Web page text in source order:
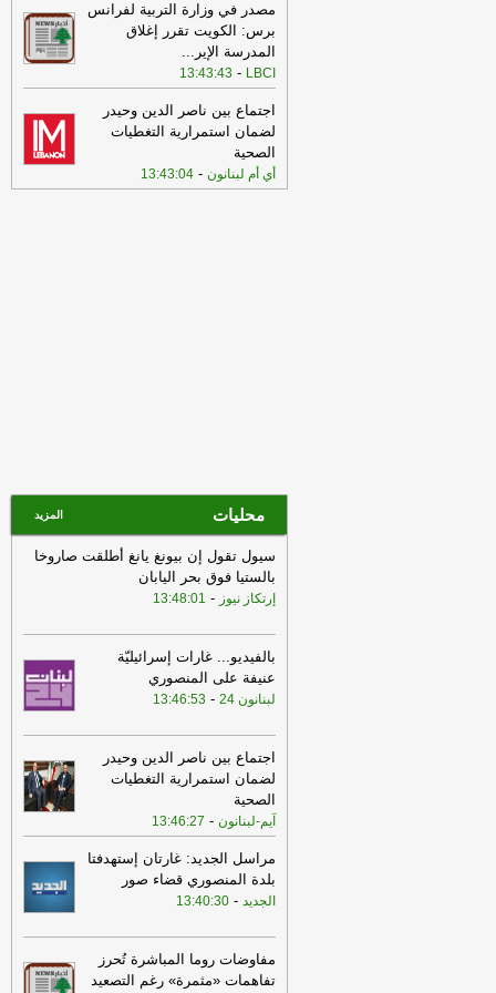
14:48
الجيش الاسرائيلي ينذر سكان
بلدة المنصوري - قضاء صور بالاخلاء -الجديد
13:14
الوكالة الوطنية للاعلام: الطيران
الإسرائيلي ينفّذ غارات وهمية فوق الجنوب
ويلقي بالونات حرارية-
LBCI
08:18
عناوين الصحف اللبنانية ليوم
الأربعاء 05-08-2026
-
مصدر في وزارة التربية لفرانس
برس: الكويت تقرر إغلاق
المدرسة الإير ...
LBCI
-
13:43:43
اجتماع بين ناصر الدين وحيدر
لضمان استمرارية التغطيات
الصحية
أي أم لبنانون -
13:43:04
محليات المزيد
سيول تقول إن بيونغ يانغ أطلقت صاروخا
بالستيا فوق بحر اليابان
إرتكاز نيوز -
13:48:01
بالفيديو... غارات إسرائيليّة
عنيفة على المنصوري
لبنانون 24 -
13:46:53
اجتماع بين ناصر الدين وحيدر
لضمان استمرارية التغطيات
الصحية
آيم-لبنانون -
13:46:27
مراسل الجديد: غارتان إستهدفتا
بلدة المنصوري قضاء صور
الجديد -
13:40:30
مفاوضات روما المباشرة تُحرز
تفاهمات «مثمرة» رغم التصعيد